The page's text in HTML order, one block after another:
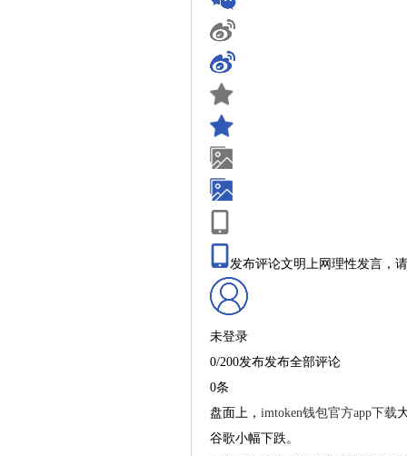
发布评论文明上网理性发言，
未登录
0/200发布发布全部评论
0条
盘面上， imtoken钱包官方app下载
谷歌小幅下跌。